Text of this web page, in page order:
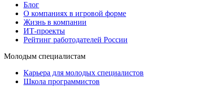
Блог
О компаниях в игровой форме
Жизнь в компании
ИТ-проекты
Рейтинг работодателей России
Молодым специалистам
Карьера для молодых специалистов
Школа программистов